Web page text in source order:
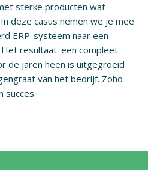
sterke producten wat
deze casus nemen we je mee
ERP-systeem naar een
resultaat: een compleet
de jaren heen is uitgegroeid
van het bedrijf. Zoho
succes.